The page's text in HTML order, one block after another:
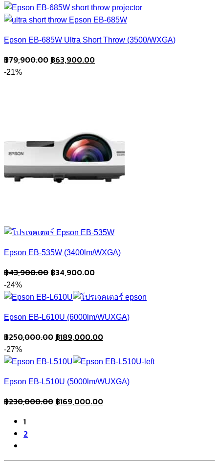
was:
฿129,000.00.
is:
฿89,900.00.
Epson EB-685W Ultra Short Throw (3500/WXGA)
฿79,900.00 Original
฿63,900.00Current
-21%
Epson EB-535W (3400lm/WXGA)
฿43,900.00 Original
was:
฿34,900.00Current
is:
-24%
Epson EB-L610U (6000lm/WUXGA)
฿250,000.00 Original
was:
฿189,000.00Current
is:
-27%
Epson EB-L510U (5000lm/WUXGA)
฿230,000.00 Original
฿169,000.00Current
1
2